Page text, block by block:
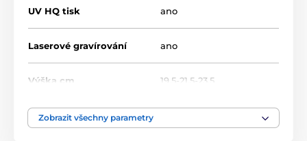
UV HQ tisk ano
Laserové gravírování ano
Výška cm 19.5-21.5-23.5
Motiv
Zobrazit všechny parametry